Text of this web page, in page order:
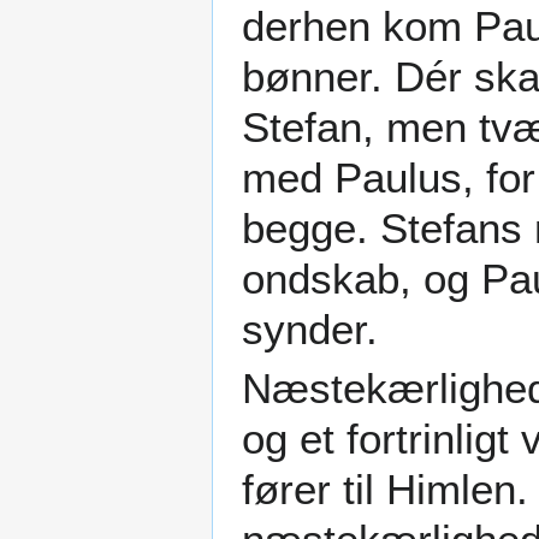
derhen kom
bønner. Dér
Stefan, men
med Paulus,
begge.
ondskab, og
synder.
og et fortrinligt
fører til